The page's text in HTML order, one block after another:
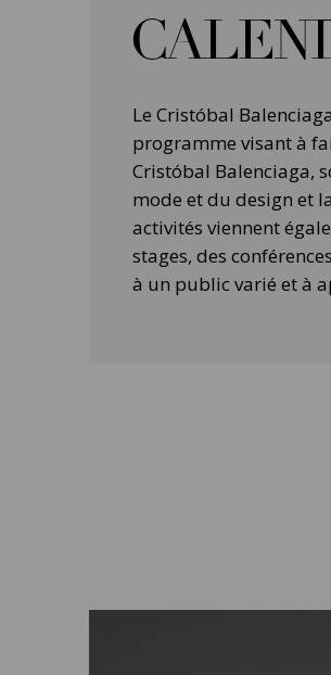
Le Cristóbal
programme visant à
Cristóbal Balenciaga,
mode et du design et
activités viennent
stages, des
à un public varié et à